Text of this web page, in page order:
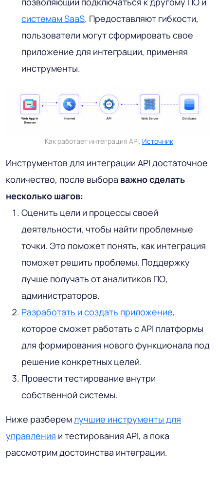
системам SaaS. Предоставляют гибкости,
пользователи могут сформировать свое
приложение для интеграции, применяя
инструменты.
Как работает интеграция API. Источник
Инструментов для интеграции API достаточное
количество, после выбора важно сделать
несколько шагов:
Оценить цели и процессы своей
деятельности, чтобы найти проблемные
точки. Это поможет понять, как интеграция
поможет решить проблемы. Поддержку
лучше получать от аналитиков ПО,
администраторов.
Разработать и создать приложение,
которое сможет работать с API платформы
для формирования нового функционала под
решение конкретных целей.
Провести тестирование внутри
собственной системы.
Ниже разберемлучшие инструменты для
управления и тестирования API, а пока
рассмотрим достоинства интеграции.